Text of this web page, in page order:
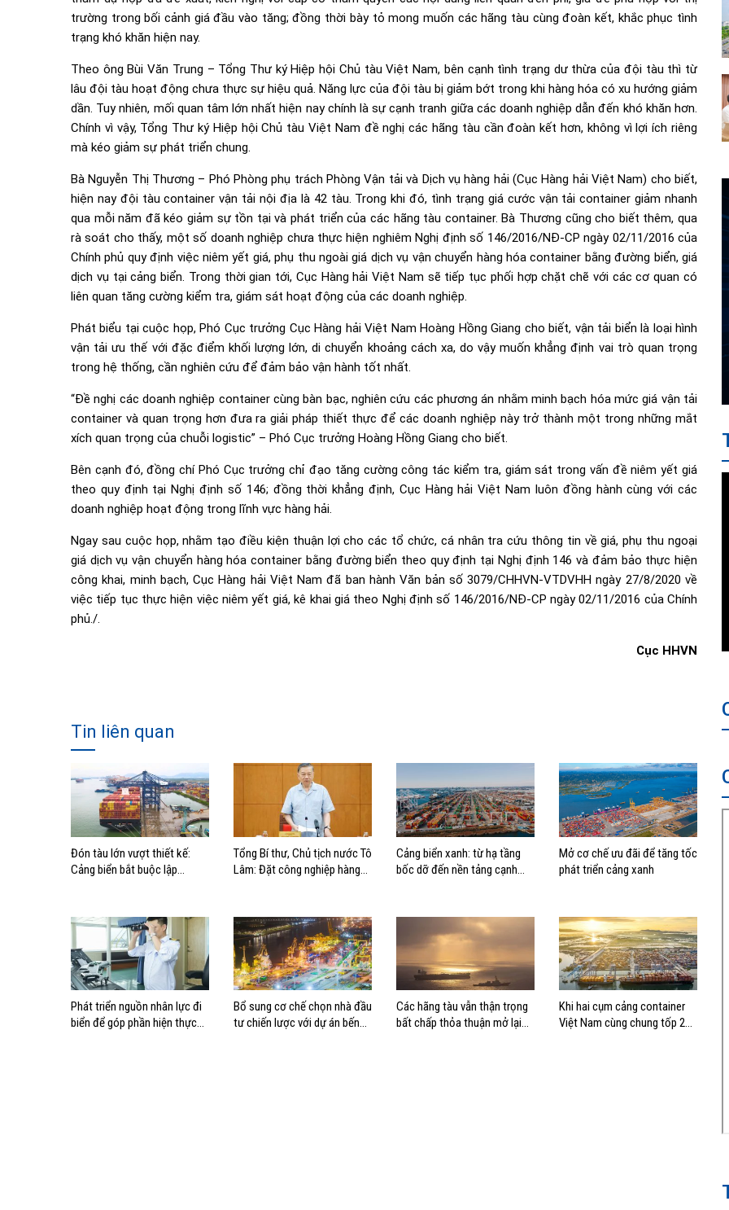
trường trong bối cảnh giá đầu vào tăng; đồng thời bày tỏ mong muốn các hãng tàu cùng đoàn kết, khắc phục tình
trạng khó khăn hiện nay.
Theo ông Bùi Văn Trung – Tổng Thư ký Hiệp hội Chủ tàu Việt Nam, bên cạnh tình trạng dư thừa của đội tàu thì từ
lâu đội tàu hoạt động chưa thực sự hiệu quả. Năng lực của đội tàu bị giảm bớt trong khi hàng hóa có xu hướng giảm
dần. Tuy nhiên, mối quan tâm lớn nhất hiện nay chính là sự cạnh tranh giữa các doanh nghiệp dẫn đến khó khăn hơn.
Chính vì vậy, Tổng Thư ký Hiệp hội Chủ tàu Việt Nam đề nghị các hãng tàu cần đoàn kết hơn, không vì lợi ích riêng
mà kéo giảm sự phát triển chung.
Bà Nguyễn Thị Thương – Phó Phòng phụ trách Phòng Vận tải và Dịch vụ hàng hải (Cục Hàng hải Việt Nam) cho biết,
hiện nay đội tàu container vận tải nội địa là 42 tàu. Trong khi đó, tình trạng giá cước vận tải container giảm nhanh
qua mỗi năm đã kéo giảm sự tồn tại và phát triển của các hãng tàu container. Bà Thương cũng cho biết thêm, qua
rà soát cho thấy, một số doanh nghiệp chưa thực hiện nghiêm Nghị định số 146/2016/NĐ-CP ngày 02/11/2016 của
Chính phủ quy định việc niêm yết giá, phụ thu ngoài giá dịch vụ vận chuyển hàng hóa container bằng đường biển, giá
dịch vụ tại cảng biển. Trong thời gian tới, Cục Hàng hải Việt Nam sẽ tiếp tục phối hợp chặt chẽ với các cơ quan có
liên quan tăng cường kiểm tra, giám sát hoạt động của các doanh nghiệp.
Phát biểu tại cuộc họp, Phó Cục trưởng Cục Hàng hải Việt Nam Hoàng Hồng Giang cho biết, vận tải biển là loại hình
vận tải ưu thế với đặc điểm khối lượng lớn, di chuyển khoảng cách xa, do vậy muốn khẳng định vai trò quan trọng
trong hệ thống, cần nghiên cứu để đảm bảo vận hành tốt nhất.
“Đề nghị các doanh nghiệp container cùng bàn bạc, nghiên cứu các phương án nhằm minh bạch hóa mức giá vận tải
container và quan trọng hơn đưa ra giải pháp thiết thực để các doanh nghiệp này trở thành một trong những mắt
xích quan trọng của chuỗi logistic” – Phó Cục trưởng Hoàng Hồng Giang cho biết.
Bên cạnh đó, đồng chí Phó Cục trưởng chỉ đạo tăng cường công tác kiểm tra, giám sát trong vấn đề niêm yết giá
theo quy định tại Nghị định số 146; đồng thời khẳng định, Cục Hàng hải Việt Nam luôn đồng hành cùng với các
doanh nghiệp hoạt động trong lĩnh vực hàng hải.
Ngay sau cuộc họp, nhằm tạo điều kiện thuận lợi cho các tổ chức, cá nhân tra cứu thông tin về giá, phụ thu ngoại
giá dịch vụ vận chuyển hàng hóa container bằng đường biển theo quy định tại Nghị định 146 và đảm bảo thực hiện
công khai, minh bạch, Cục Hàng hải Việt Nam đã ban hành Văn bản số 3079/CHHVN-VTDVHH ngày 27/8/2020 về
việc tiếp tục thực hiện việc niêm yết giá, kê khai giá theo Nghị định số 146/2016/NĐ-CP ngày 02/11/2016 của Chính
phủ./.
Cục HHVN
Tin liên quan
Đón tàu lớn vượt thiết kế:
Cảng biển bắt buộc lập
Tổng Bí thư, Chủ tịch nước Tô
Lâm: Đặt công nghiệp hàng
thành quốc gia biển mạnh
Cảng biển xanh: từ hạ tầng
bốc dỡ đến nền tảng cạnh
Mở cơ chế ưu đãi để tăng tốc
phát triển cảng xanh
Phát triển nguồn nhân lực đi
biển để góp phần hiện thực
Bổ sung cơ chế chọn nhà đầu
tư chiến lược với dự án bến
Các hãng tàu vẫn thận trọng
bất chấp thỏa thuận mở lại
Khi hai cụm cảng container
Việt Nam cùng chung tốp 20